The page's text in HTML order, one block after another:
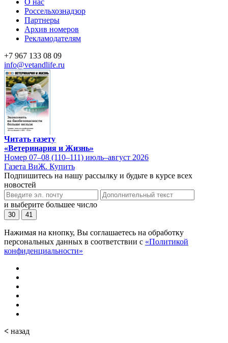
О нас
Россельхознадзор
Партнеры
Архив номеров
Рекламодателям
+7 967 133 08 09
info@vetandlife.ru
Читать газету
«Ветеринария и Жизнь»
Номер 07–08 (110–111) июль–август 2026
Газета ВиЖ. Купить
Подпишитесь на нашу рассылку и будьте в курсе всех
новостей
и выберите большее число
30 41
Нажимая на кнопку, Вы соглашаетесь на обработку
персональных данных в соответствии с «Политикой
конфиденциальности»
< назад